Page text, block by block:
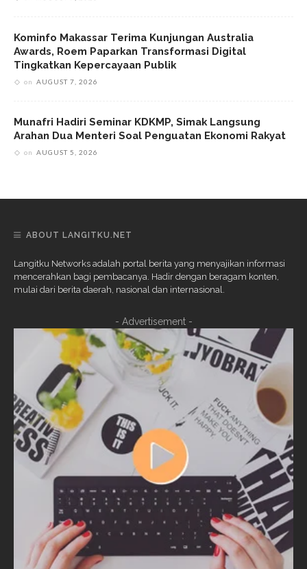
Kominfo Makassar Terima Kunjungan Australia
Awards, Roem Paparkan Transformasi Digital
Tingkatkan Kepercayaan Publik
on AUGUST 7, 2026
Munafri Hadiri Seminar KDKMP, Simak Langsung
Arahan Dua Menteri Soal Penguatan Ekonomi Rakyat
on AUGUST 5, 2026
ABOUT LANGITKU.NET
Langitku Networks adalah portal berita yang menyajikan informasi
mencerahkan bagi pembacanya. Hadir dengan beragam konten,
mulai dari berita daerah, nasional dan internasional.
- Advertisement -